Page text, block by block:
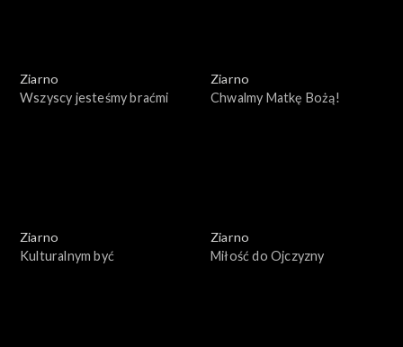
Ziarno
Wszyscy jesteśmy braćmi
Ziarno
Chwalmy Matkę Bożą!
Ziarno
Kulturalnym być
Ziarno
Miłość do Ojczyzny